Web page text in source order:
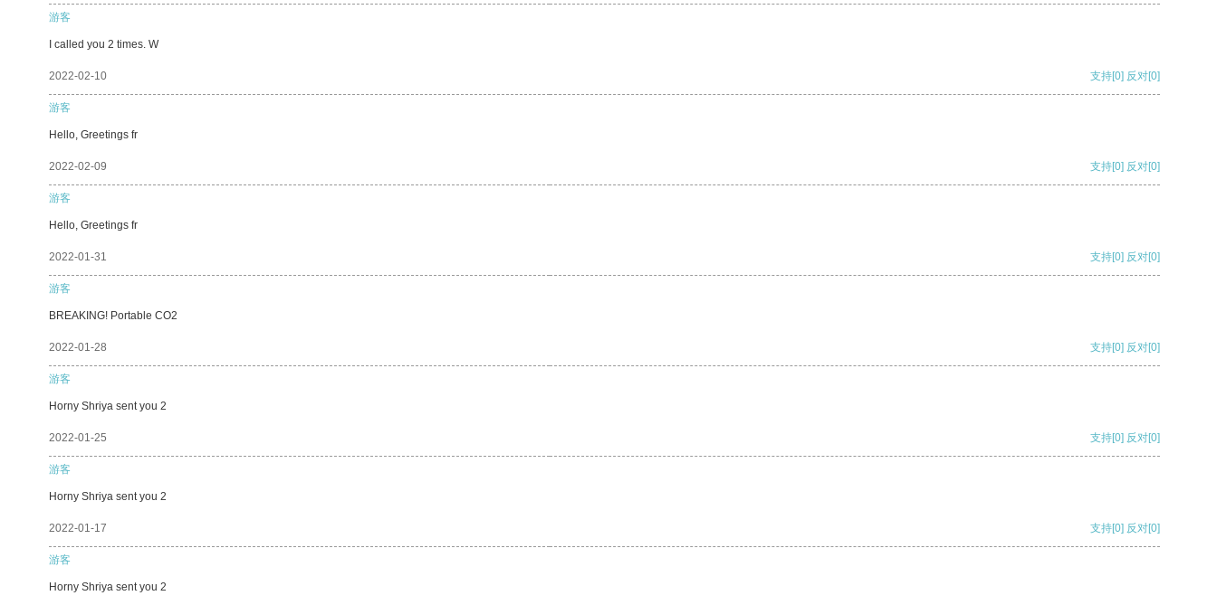
游客
I called you 2 times. W
2022-02-10 支持[0] 反对[0]
游客
Hello, Greetings fr
2022-02-09 支持[0] 反对[0]
游客
Hello, Greetings fr
2022-01-31 支持[0] 反对[0]
游客
BREAKING! Portable CO2
2022-01-28 支持[0] 反对[0]
游客
Horny Shriya sent you 2
2022-01-25 支持[0] 反对[0]
游客
Horny Shriya sent you 2
2022-01-17 支持[0] 反对[0]
游客
Horny Shriya sent you 2